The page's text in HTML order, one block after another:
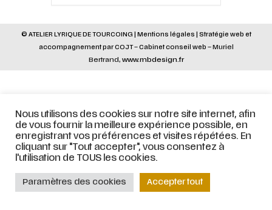
© ATELIER LYRIQUE DE TOURCOING | Mentions légales | Stratégie web et
accompagnement parCOJT– Cabinet conseil web –Muriel
Bertrand, www.mbdesign.fr
Nous utilisons des cookies sur notre site internet, afin
de vous fournir la meilleure expérience possible, en
enregistrant vos préférences et visites répétées. En
cliquant sur "Tout accepter", vous consentez à
l'utilisation de TOUS les cookies.
Paramètres des cookies Accepter tout